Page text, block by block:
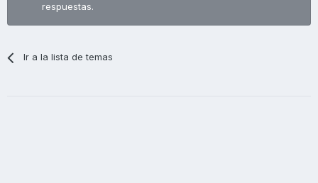
respuestas.
Ir a la lista de temas